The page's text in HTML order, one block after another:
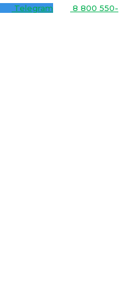
Telegram
8 800 550-